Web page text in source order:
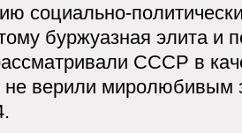
социально-
буржуазная элита и
СССР в
не верили миролюбивым